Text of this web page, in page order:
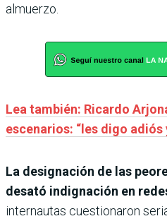
almuerzo.
Lea también: Ricardo
escenarios: “les digo adiós
La designación de las
desató indignación en
internautas cuestionaron